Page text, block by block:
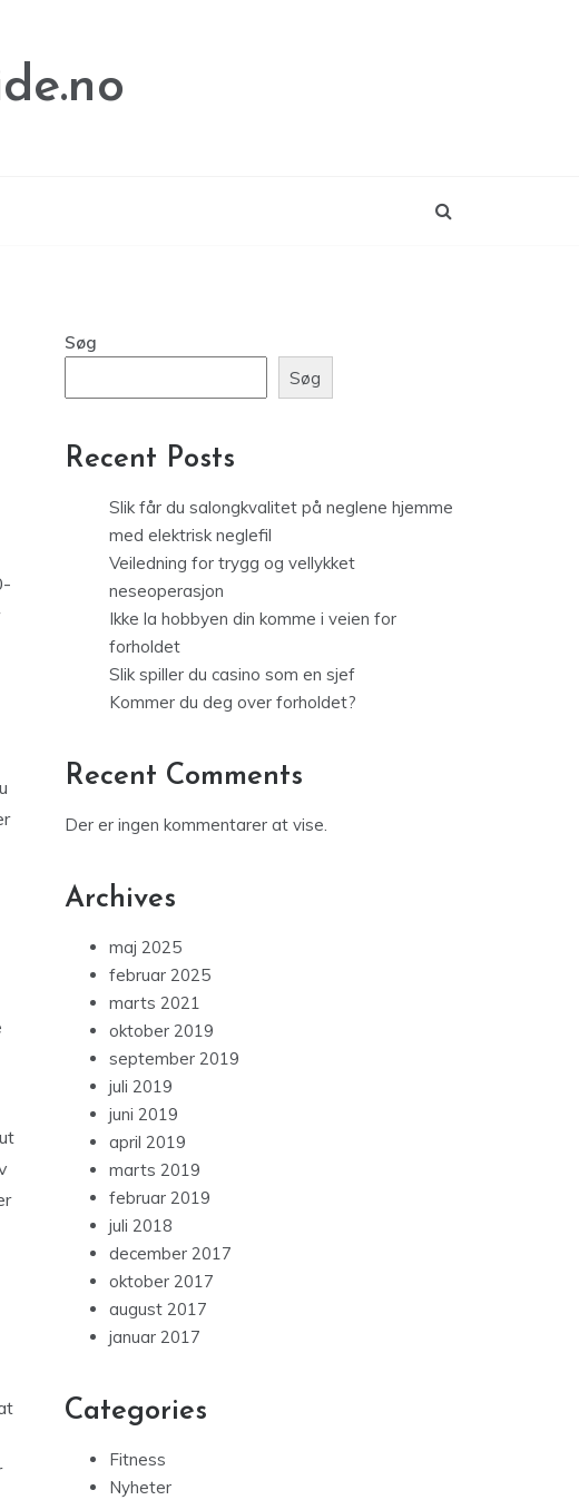
Søg
Søg
Recent Posts
Slik får du salongkvalitet på neglene hjemme
med elektrisk neglefil
Veiledning for trygg og vellykket
neseoperasjon
Ikke la hobbyen din komme i veien for
forholdet
Slik spiller du casino som en sjef
Kommer du deg over forholdet?
Recent Comments
Der er ingen kommentarer at vise.
Archives
maj 2025
februar 2025
marts 2021
oktober 2019
september 2019
juli 2019
juni 2019
april 2019
marts 2019
februar 2019
juli 2018
december 2017
oktober 2017
august 2017
januar 2017
Categories
Fitness
Nyheter